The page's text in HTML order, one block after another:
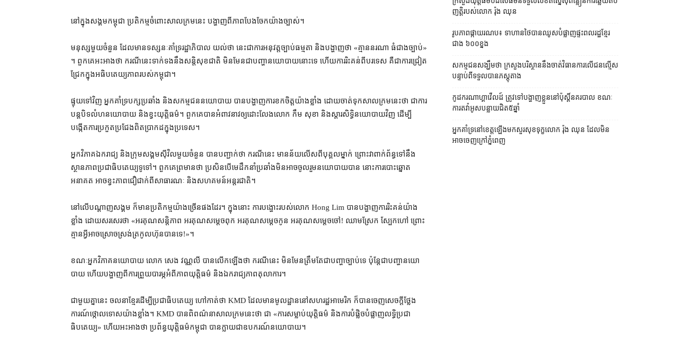
នៅក្នុង​សង្គម​កម្ពុជា ប្រតិកម្ម​ចំពោះ​សាលក្រម​នេះ បង្ហាញ​ពី​ភាព​បែងចែក​យ៉ាង​ច្បាស់។
មនុស្ស​មួយចំនួន ដែល​មាន​ទស្សនៈ​គាំទ្រ​រដ្ឋាភិបាល យល់ថា នេះ​ជា​ការ​អនុវត្ត​ច្បាប់​ធម្មតា និង​បង្ហាញថា «​គ្មាន​នរណា ធំ​ជាង​ច្បាប់​»​
។ ពួកគេ​អះអាង​ថា ករណីនេះ​ទាក់ទង​នឹង​សន្តិសុខ​ជាតិ មិនមែន​ជា​បញ្ហា​នយោបាយ​នោះ​ទេ ហើយ​ការរិះគន់​ពី​បរទេស គឺជា​ការ​ជ្រៀត
ជ្រែក​ក្នុង​អធិបតេយ្យភាព​របស់​កម្ពុជា។
ផ្ទុយទៅវិញ អ្នកគាំទ្រ​បក្ស​ប្រឆាំង និង​សកម្មជន​នយោបាយ បាន​បង្ហាញ​ការ​ខកចិត្ត​យ៉ាង​ខ្លាំង ដោយ​ចាត់ទុក​សាលក្រម​នេះ​ថា ជា​ការ​
បន្ត​បិទ​លំហ​នយោបាយ និង​ខ្វះ​យុត្តិធម៌​។ ពួកគេ​បាន​អំពាវនាវ​ឲ្យ​ដោះលែង​លោក កឹម សុខា និង​ស្ដារ​សិទ្ធិ​នយោបាយ​វិញ ដើម្បី​
បង្កើត​ការប្រកួតប្រជែង​ពិតប្រាកដ​ក្នុង​ប្រទេស។
អ្នកវិភាគ​ឯករាជ្យ និង​ក្រុម​សង្គម​ស៊ីវិល​មួយចំនួន បាន​បញ្ជាក់​ថា ករណី​នេះ មានន័យ​លើស​ពី​បុគ្គល​ម្នាក់ ព្រោះ​វា​ពាក់ព័ន្ធ​ទៅ​នឹង​
ស្ថានភាព​ប្រជាធិបតេយ្យ​ទូទៅ​។ ពួកគេ​ព្រមាន​ថា ប្រសិនបើ​មេដឹកនាំ​ប្រឆាំង​មិនអាច​ចូលរួម​នយោបាយ​បាន នោះ​ការបោះឆ្នោត​
អនាគត អាច​ខ្វះ​ភាព​ជឿជាក់​ពី​សាធារណៈ និង​សហគមន៍​អន្តរជាតិ។
នៅ​លើ​បណ្ដាញ​សង្គម ក៏​មាន​ប្រតិកម្ម​យ៉ាងច្រើន​ផង​ដែរ​។ ក្នុង​នោះ ការ​បង្ហោះ​របស់​លោក Hong Lim បាន​បង្ហាញ​ការរិះគន់​យ៉ាង​
ខ្លាំង ដោយ​សរសេរ​ថា «​អរគុណ​សន្តិភាព អរគុណ​សម្តេច​ពុក អរគុណ​សម្តេច​កូន អរគុណ​សម្តេច​ចៅ​! ឈាម​ស្រែក ស្បែក​ហៅ ព្រោះ​
គ្មានអ្វី​អាច​ស្រោចស្រង់​ត្រកូល​ហ៊ុន​បានទេ​!»​។​
ខណៈ​អ្នកវិភាគ​នយោបាយ លោក សេង វណ្ណលី បាន​លើកឡើង​ថា ករណីនេះ មិនមែន​ត្រឹមតែ​ជា​បញ្ហា​ច្បាប់​ទេ ប៉ុន្តែ​ជា​បញ្ហាន​យោ
បាយ ហើយ​បង្ហាញ​ពី​ការ​ព្រួយបារម្ភ​អំពី​ភាព​យុត្តិធម៌ និង​ឯករាជ្យភាព​តុលាការ។
ជាមួយ​គ្នា​នេះ ចលនា​ខ្មែរ​ដើម្បី​ប្រជាធិបតេយ្យ ហៅ​កាត់​ថា KMD ដែល​មាន​មូលដ្ឋាន​នៅ​សហរដ្ឋអាមេរិក ក៏បាន​ចេញ​សេចក្តី​ថ្លែង
ការណ៍​ថ្កោលទោស​យ៉ាង​ខ្លាំង​។ KMD បាន​ពិពណ៌នា​សាលក្រម​នេះ​ថា ជា «​ការ​សម្លាប់​យុត្តិធម៌ និង​ការ​បំផ្លិចបំផ្លាញ​លទ្ធិប្រជា
ធិបតេយ្យ​» ហើយ​អះអាង​ថា ប្រព័ន្ធ​យុត្តិធម៌​កម្ពុជា បាន​ក្លាយជា​ឧបករណ៍​នយោបាយ។
ញត្តិ​របស់​លោក រ៉ុង ឈុន
រូបភាពផ្កាយរណប៖ ទាហានថៃបានឈូសបំផ្លាញផ្ទះពលរដ្ឋខ្មែរ
ជាង ៦០០ខ្នង
សកម្មជនសង្ឃឹមថា ក្រសួងបរិស្ថាននឹងចាត់វិធានការលើជនល្មើស
បន្ទាប់ពីទទួលបានភស្ដុតាង
កូដករណាហ្គាវើលដ៍ ត្រូវទៅបង្ហាញខ្លួននៅប៉ុស្ដិ៍នគរបាល ខណៈ
ការតវ៉ាអូសបន្លាយជិត៥ឆ្នាំ
អ្នកគាំទ្រនៅខេត្តឡើងមកសួរសុខទុក្ខលោក រ៉ុង ឈុន ដែលមិន
អាចចេញក្រៅភ្នំពេញ